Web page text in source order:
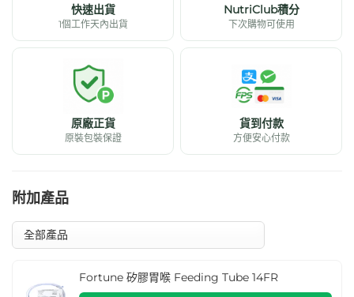
快速出貨
1個工作天內出貨
NutriClub積分
下次購物可使用
原廠正貨
原裝包裝保證
貨到付款
方便安心付款
附加產品
Fortune 矽膠胃喉 Feeding Tube 14FR